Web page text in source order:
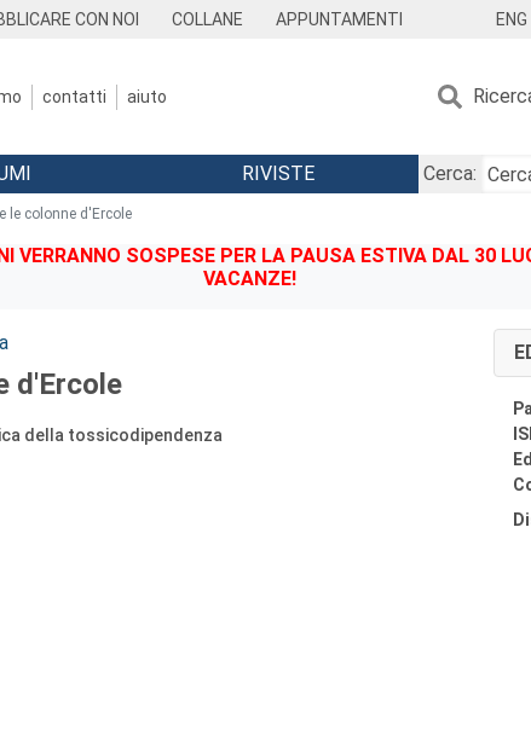
CON NOI COLLANE APPUNTAMENTI ENG
contatti aiuto
RIVISTE
Cerca:
le colonne d'Ercole
VERRANNO SOSPESE PER LA PAUSA ESTIVA DAL 30
VACANZE!
d'Ercole
della tossicodipendenza